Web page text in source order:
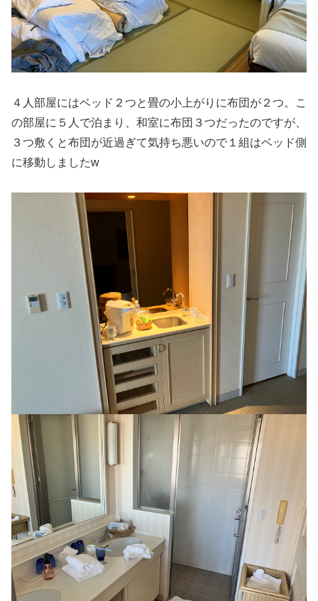
４人部屋にはベッド２つと畳の小上がりに布団が２つ。こ
の部屋に５人で泊まり、和室に布団３つだったのですが、
３つ敷くと布団が近過ぎて気持ち悪いので１組はベッド側
に移動しましたw